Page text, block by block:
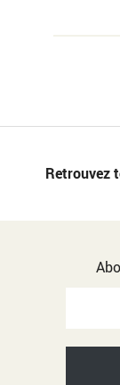
Retrouvez